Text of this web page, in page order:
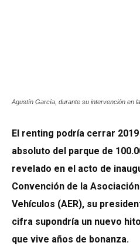
Agustín García, durante su intervención en
El renting podría cerrar
absoluto del parque de
revelado en el acto de
Convención de la
Vehículos (AER), su
cifra supondría un nuevo
que vive años de bonanza.